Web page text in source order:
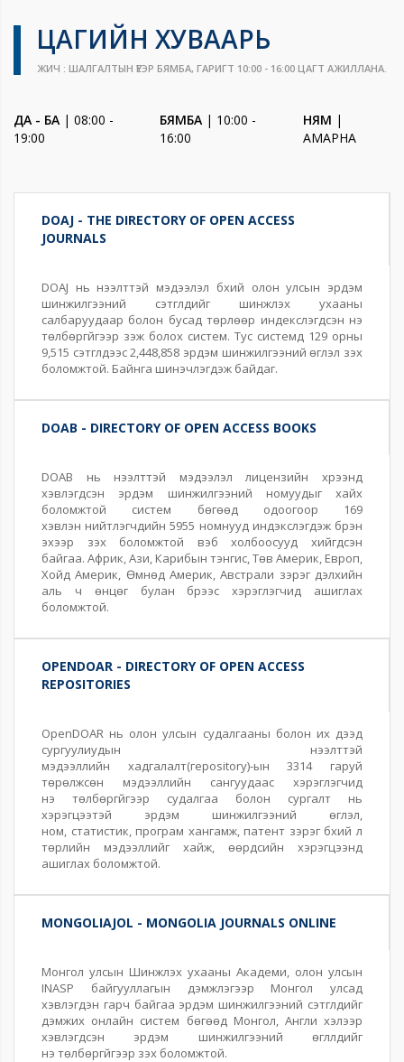
ЦАГИЙН ХУВААРЬ
ЖИЧ : ШАЛГАЛТЫН ҮЕЭР БЯМБА, ГАРИГТ 10:00 - 16:00 ЦАГТ АЖИЛЛАНА.
ДА - БА | 08:00 -
19:00
БЯМБА | 10:00 -
16:00
НЯМ |
АМАРНА
DOAJ - THE DIRECTORY OF OPEN ACCESS
JOURNALS
DOAJ нь нээлттэй мэдээлэл бүхий олон улсын эрдэм
шинжилгээний сэтгүүлүүдийг шинжлэх ухааны
салбаруудаар болон бусад төрлөөр индекслэгдсэн үнэ
төлбөргүйгээр үзэж болох систем. Тус системд 129 орны
9,515 сэтгүүлүүдээс 2,448,858 эрдэм шинжилгээний өгүүлэл үзэх
боломжтой. Байнга шинэчлэгдэж байдаг.
DOAB - DIRECTORY OF OPEN ACCESS BOOKS
DOAB нь нээлттэй мэдээлэл лицензийн хүрээнд
хэвлэгдсэн эрдэм шинжилгээний номуудыг хайх
боломжтой систем бөгөөд одоогоор 169
хэвлэн нийтлэгчдийн 5955 номнууд индэкслэгдэж бүрэн
эхээр үзэх боломжтой вэб холбоосууд хийгдсэн
байгаа. Африк, Ази, Карибын тэнгис, Төв Америк, Европ,
Хойд Америк, Өмнөд Америк, Австрали зэрэг дэлхийн
аль ч өнцөг булан бүрээс хэрэглэгчид ашиглах
боломжтой.
OPENDOAR - DIRECTORY OF OPEN ACCESS
REPOSITORIES
OpenDOAR нь олон улсын судалгааны болон их дээд
сургуулиудын нээлттэй
мэдээллийн хадгалалт(героsitory)-ын 3314 гаруй
төрөлжсөн мэдээллийн сангуудаас хэрэглэгчид
үнэ төлбөргүйгээр судалгаа болон сургалт нь
хэрэгцээтэй эрдэм шинжилгээний өгүүлэл,
ном, статистик, програм хангамж, патент зэрэг бүхий л
төрлийн мэдээллийг хайж, өөрдсийн хэрэгцээнд
ашиглах боломжтой.
MONGOLIAJOL - MONGOLIA JOURNALS ONLINE
Монгол улсын Шинжлэх ухааны Академи, олон улсын
INASP байгууллагын дэмжлэгээр Монгол улсад
хэвлэгдэн гарч байгаа эрдэм шинжилгээний сэтгүүлүүдийг
дэмжих онлайн систем бөгөөд Монгол,
Англи хэлээр
хэвлэгдсэн эрдэм шинжилгээний өгүүллүүдийг
үнэ төлбөргүйгээр үзэх боломжтой.